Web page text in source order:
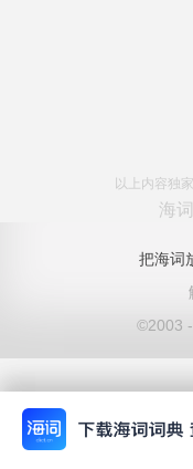
以上内容独
海
把海词
©2003